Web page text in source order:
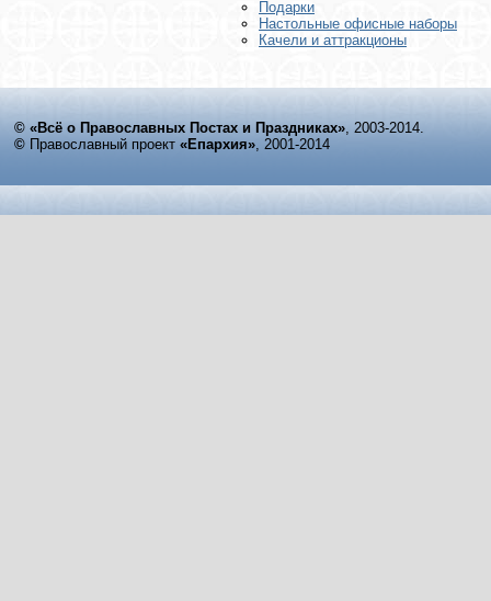
Подарки
Настольные офисные наборы
Качели и аттракционы
© «Всё о Православных Постах и Праздниках», 2003-2014.
© Православный проект «Епархия», 2001-2014